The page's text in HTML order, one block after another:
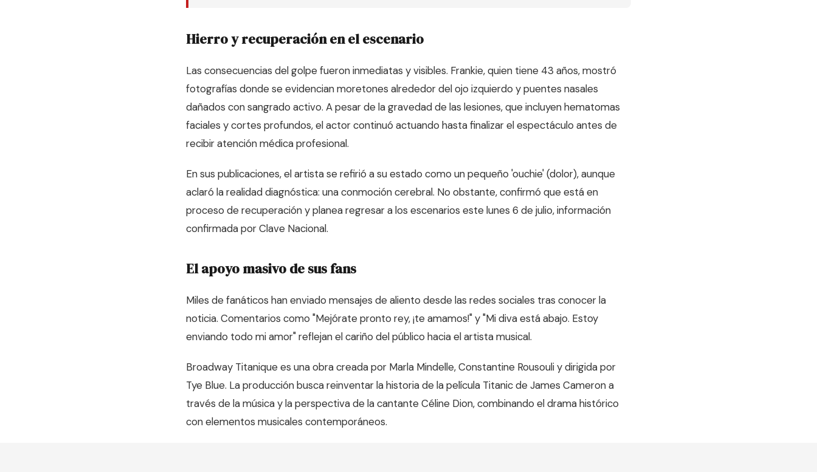
Hierro y recuperación en el escenario
Las consecuencias del golpe fueron inmediatas y visibles. Frankie, quien tiene 43 años, mostró
fotografías donde se evidencian moretones alrededor del ojo izquierdo y puentes nasales
dañados con sangrado activo. A pesar de la gravedad de las lesiones, que incluyen hematomas
faciales y cortes profundos, el actor continuó actuando hasta finalizar el espectáculo antes de
recibir atención médica profesional.
En sus publicaciones, el artista se refirió a su estado como un pequeño 'ouchie' (dolor), aunque
aclaró la realidad diagnóstica: una conmoción cerebral. No obstante, confirmó que está en
proceso de recuperación y planea regresar a los escenarios este lunes 6 de julio, información
confirmada porClave Nacional.
El apoyo masivo de sus fans
Miles de fanáticos han enviado mensajes de aliento desde las redes sociales tras conocer la
noticia. Comentarios como "Mejórate pronto rey, ¡te amamos!" y "Mi diva está abajo. Estoy
enviando todo mi amor" reflejan el cariño del público hacia el artista musical.
Broadway Titanique es una obra creada por Marla Mindelle, Constantine Rousouli y dirigida por
Tye Blue. La producción busca reinventar la historia de la película Titanic de James Cameron a
través de la música y la perspectiva de la cantante Céline Dion, combinando el drama histórico
con elementos musicales contemporáneos.